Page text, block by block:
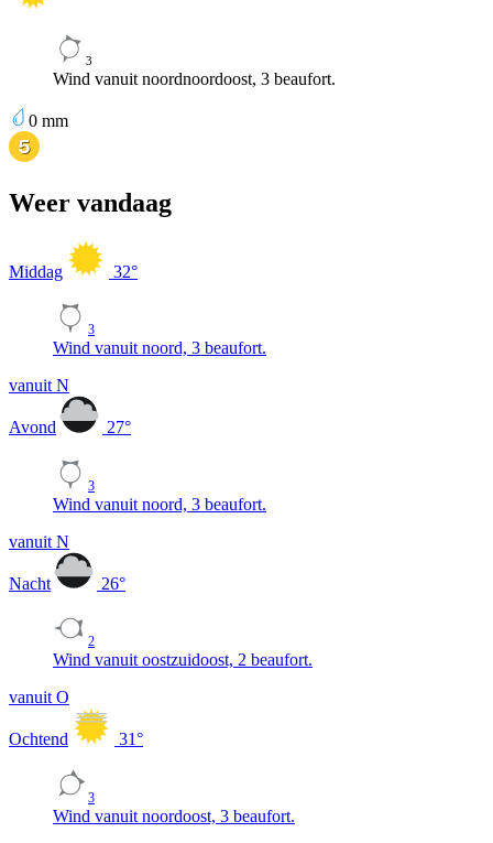
3
Wind vanuit noordnoordoost, 3 beaufort.
0 mm
Weer vandaag
Middag 32°
3
Wind vanuit noord, 3 beaufort.
vanuit N
Avond 27°
3
Wind vanuit noord, 3 beaufort.
vanuit N
Nacht 26°
2
Wind vanuit oostzuidoost, 2 beaufort.
vanuit O
Ochtend 31°
3
Wind vanuit noordoost, 3 beaufort.